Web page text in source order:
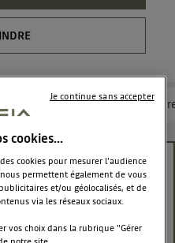
Les articles Consultez la
cookies…
cookies pour mesurer l'audience
permettent également de vous
et/ou géolocalisés, et de
via les réseaux sociaux.
vos choix dans la rubrique "Gérer
Je continue sans accepter